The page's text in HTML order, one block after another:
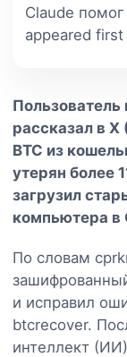
Claude
appeared
рассказал в
BTC из
утерян более
загрузил
компьютера в
По словам
и исправил
btcrecover.
интеллект